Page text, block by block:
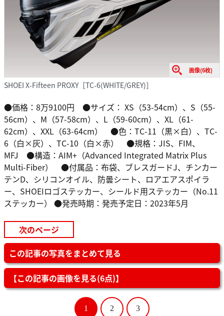
画像(6枚)
SHOEI X-Fifteen PROXY［TC-6(WHITE/GREY)］
●価格：8万9100円 ●サイズ： XS（53-54cm）、S（55-
56cm）、M（57-58cm）、L（59-60cm）、XL（61-
62cm）、XXL（63-64cm） ●色：TC-11（黒×白）、TC-
6（白×灰）、TC-10（白×赤） ●規格：JIS、FIM、
MFJ ●構造：AIM+（Advanced Integrated Matrix Plus
Multi-Fiber） ●付属品：布袋、ブレスガードJ、チンカー
テンD、シリコンオイル、防曇シート、ロアエアスポイラ
ー、SHOEIロゴステッカー、シールド用ステッカー（No.11
ステッカー） ●発売時期：発売予定日：2023年5月
次のページ
この記事の写真をまとめて見る
【この記事の画像を見る(6点)】
1 2 3